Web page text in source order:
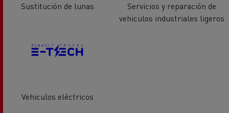
Sustitución de lunas
Servicios y reparación de
vehiculos industriales ligeros
Vehiculos eléctricos